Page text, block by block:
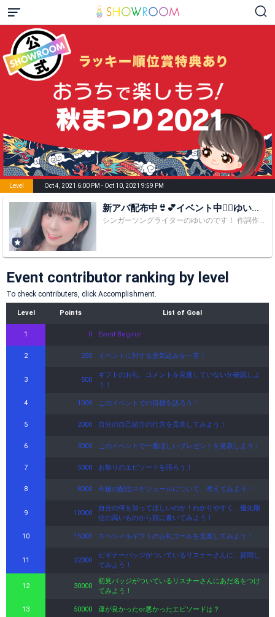
Level Oct 4, 2021 6:00 PM - Oct 10, 2021 9:59 PM
新アバ配布中👙💕イベント中❤️‍🔥ゆい
の’s LIVE🎹🍭
シンガーソングライターのゆいのです！ 作詞作曲編曲をした５曲が音楽配信サービスにてリリース中です！｢All SNS｣のバナーから飛んで聴いてね😊 3歳の頃から曲を作るのが好きで今ではオリジナル曲が130曲以上あります✨ ゆいのの音楽をたくさんの人に聴いてもらいたい🎶💕 名前 : ゆいの 生年月日 : 3月10日 出身: 大阪 血液型 : A型 特技 : ピアノ耳コピ、エレクトーン、ドラム、ギター 身長 : 153㎝ 2021/11/7 ゆいの’s 1nd ONE MAN LIVE in Osaka 2022/11/6 ゆいの’s 2nd ONE MAN LIVE in Tokyo ・TikTokコンテスト 作詞作曲『推しまっくす』優秀音源に選出 ・フジテレビ「ミレニアガール」にて『推しまっくす』紹介 ・『ヴァンパイア男子寮』イメージソングコンテスト 作詞作曲『luna plena』優秀賞 ・少女漫画誌『なかよし6月号』掲載 mysta↓ https://appweb.mysta.tv/web/share/profile?id=1092776&creative=2022-0115-0109 ●ゆいのを応援してくれる人は、名前の後ろに｢🎹🍭｣を付けてくれると嬉しいです( ⸝⸝>ᴗ<⸝⸝ ) ｢@ゆいの🎹🍭｣って付けてくれるともっと嬉しい(///ω///)♡ ⭐️ゆいのるーむのお願い🙏🏻 ・ゆいのとリスナーさんが楽しめるルームにすること。 ・配信中やファンルームにゆいのとリスナーさんが嫌な気持ちになるコメントを書かないこと。書いてるのを見たら削除しますのでご了承ください。 ・リスナーさん同士で挨拶、会話をしないこと。 ・ゆいのに要望を書かないこと。あれこれ要望されても対応できないのでご理解ください。 下の『All SNS』のバナーからSNSのフォローや音楽配信サービスのダウンロードもよろしくお願いします💞 Xは2つアカウントがあるので、『ALLSNS』の方の新しいアカウントをフォローしてね꒰՞˶ˊᵕˋ˶՞꒱ フリーで活動中です🌼 プレゼントの宛先はこちら✨↓ 〒176-0001 東京都練馬区練馬2-10-10 CANON RECORDINGS内 ゆいの
Event contributor ranking by level
To check contributers, click Accomplishment.
Level Points List of Goal
1 0 Event Begins!
2 250 イベントに対する意気込みを一言！
3 500
ギフトのお礼、コメントを見逃していないか確認しよ
う！
4 1000 このイベントでの目標を語ろう！
5 2000 自分の自己紹介の仕方を見直してみよう！
6 3000 このイベントで一番ほしいプレゼントを発表しよう！
7 5000 お祭りのエピソードを語ろう！
8 8000 今後の配信スケジュールについて、考えてみよう！
9 10000
自分の何を知ってほしいのか！わかりやすく、優先順
位の高いものから順に書いてみよう！
10 15000 スペシャルギフトのお礼コールを見直してみよう！
11 22000
ビギナーバッジがついているリスナーさんに、質問し
てみよう！
12 30000
初見バッジがついているリスナーさんにあだ名をつけ
てみよう！
13 50000 運が良かったor悪かったエピソードは？